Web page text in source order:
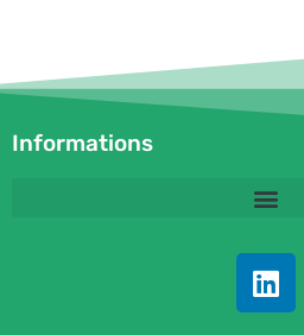
Informations